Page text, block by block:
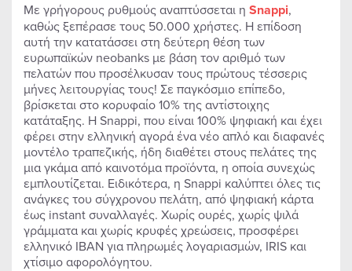
Με γρήγορους ρυθμούς αναπτύσσεται η Snappi,
καθώς ξεπέρασε τους 50.000 χρήστες. Η επίδοση
αυτή την κατατάσσει στη δεύτερη θέση των
ευρωπαϊκών neobanks με βάση τον αριθμό των
πελατών που προσέλκυσαν τους πρώτους τέσσερις
μήνες λειτουργίας τους! Σε παγκόσμιο επίπεδο,
βρίσκεται στο κορυφαίο 10% της αντίστοιχης
κατάταξης. Η Snappi, που είναι 100% ψηφιακή και έχει
φέρει στην ελληνική αγορά ένα νέο απλό και διαφανές
μοντέλο τραπεζικής, ήδη διαθέτει στους πελάτες της
μια γκάμα από καινοτόμα προϊόντα, η οποία συνεχώς
εμπλουτίζεται. Ειδικότερα, η Snappi καλύπτει όλες τις
ανάγκες του σύγχρονου πελάτη, από ψηφιακή κάρτα
έως instant συναλλαγές. Χωρίς ουρές, χωρίς ψιλά
γράμματα και χωρίς κρυφές χρεώσεις, προσφέρει
ελληνικό IBAN για πληρωμές λογαριασμών, IRIS και
χτίσιμο αφορολόγητου.